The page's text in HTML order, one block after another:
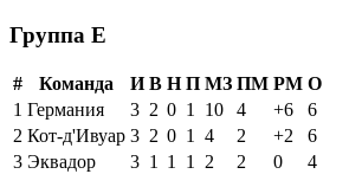
Группа E
# Команда И В Н П МЗ ПМ РМ О
1 Германия 3 2 0 1 10 4 +6
6
2 Кот-д'Ивуар 3 2 0 1 4 2 +2
6
3 Эквадор 3 1 1 1 2 2 0
4